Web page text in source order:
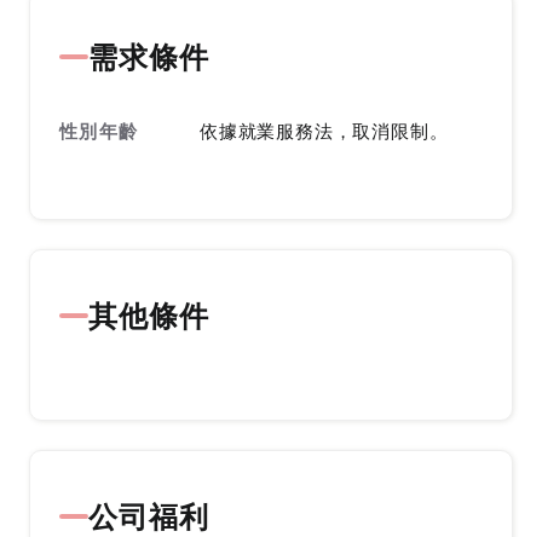
需求條件
性別年齡 依據就業服務法，取消限制。
其他條件
公司福利